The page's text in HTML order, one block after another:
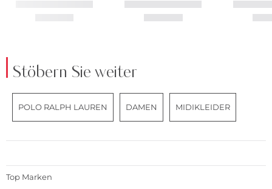
Stöbern Sie weiter
POLO RALPH LAUREN DAMEN MIDIKLEIDER
Top Marken